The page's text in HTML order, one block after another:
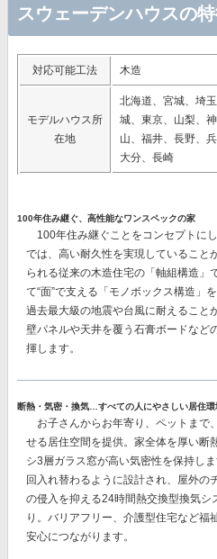
スウェーデンハウスの
対応可能工法 木造
モデルハウス所
在地
北海道、宮城、埼
城、東京、山梨、
山、福井、長野、
大分、長崎
100年住み継ぐ、高性能なワンスペックの家
100年住み継ぐことをコンセプトに
では、 高い耐久性を実現していること
られる従来の木造住宅の「軸組構造」
て“面”で支える「モノボックス構造」を
過去最大級の地震や台風に耐えること
壁パネルや天井を覆う石膏ボードなど
揮します。
断熱・気密・換気…すべての人にやさしい居住環
お子さんからお年寄り、ペットまで
せる居住空間を提供。家全体を厚い断
シ3層ガラス窓が高い気密性を保持し
回入れ替わるように設計され、屋外の
の侵入を抑える24時間熱交換型換気シ
り。バリアフリー、介護型住宅など福
安心につながります。